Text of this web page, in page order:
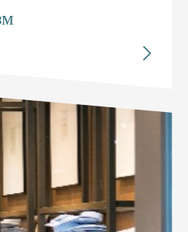

для взаимодействия с
паспортной системы,
цифровой
культурной и творческой